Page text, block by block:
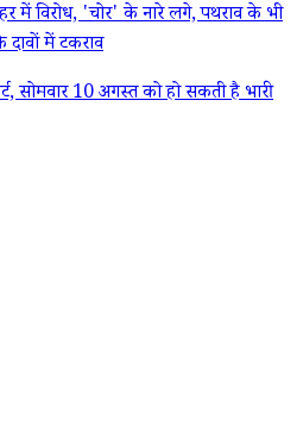
में विरोध, 'चोर' के नारे लगे, पथराव के भी
में टकराव
10 अगस्त को हो सकती है भारी